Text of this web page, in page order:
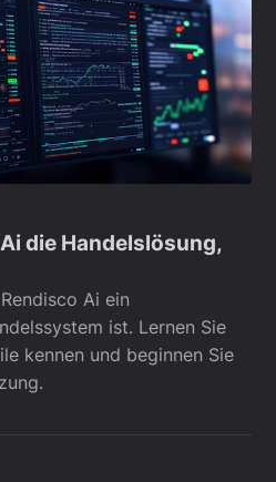
die Handelslösung,
Ai ein
ist. Lernen Sie
kennen und beginnen Sie